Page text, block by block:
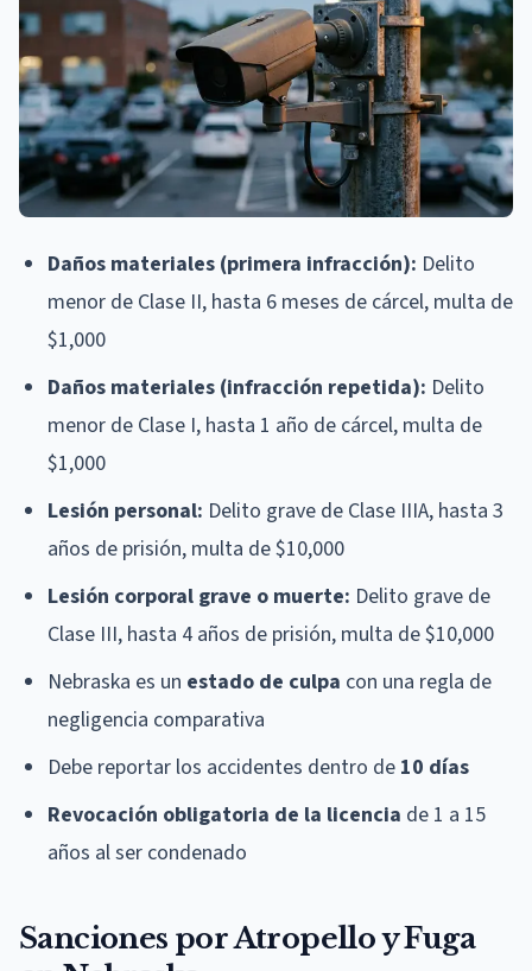
Daños materiales (primera infracción): Delito
menor de Clase II, hasta 6 meses de cárcel, multa de
$1,000
Daños materiales (infracción repetida): Delito
menor de Clase I, hasta 1 año de cárcel, multa de
$1,000
Lesión personal: Delito grave de Clase IIIA, hasta 3
años de prisión, multa de $10,000
Lesión corporal grave o muerte: Delito grave de
Clase III, hasta 4 años de prisión, multa de $10,000
Nebraska es un estado de culpa con una regla de
negligencia comparativa
Debe reportar los accidentes dentro de 10 días
Revocación obligatoria de la licencia de 1 a 15
años al ser condenado
Sanciones por Atropello y Fuga